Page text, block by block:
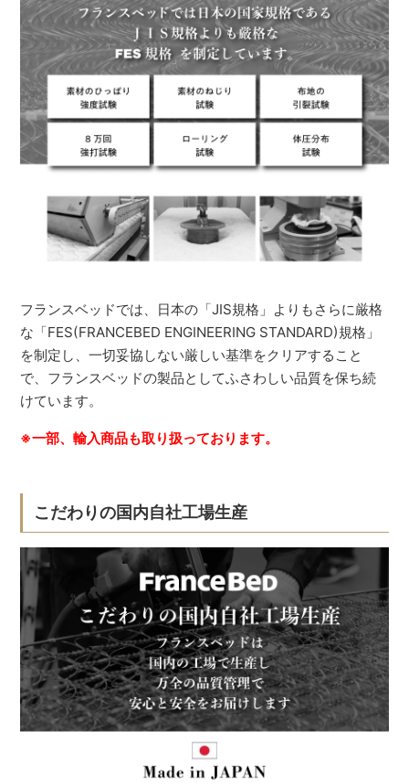
フランスベッドでは、日本の「JIS規格」よりもさらに厳格
な「FES(FRANCEBED ENGINEERING STANDARD)規格」
を制定し、一切妥協しない厳しい基準をクリアすること
で、フランスベッドの製品としてふさわしい品質を保ち続
けています。
※一部、輸入商品も取り扱っております。
こだわりの国内自社工場生産